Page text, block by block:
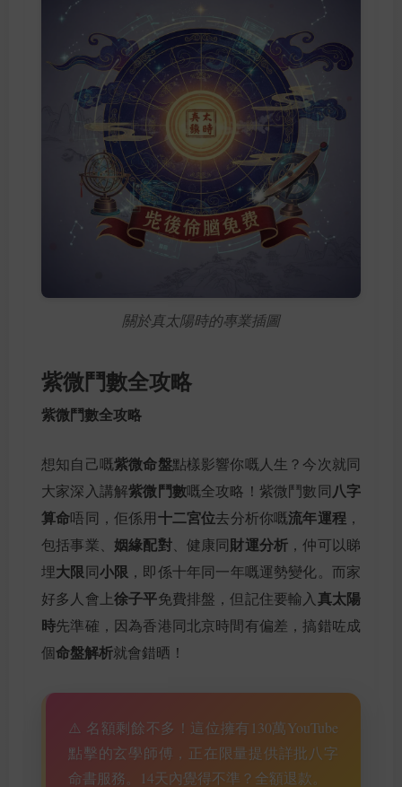
關於真太陽時的專業插圖
紫微鬥數全攻略
紫微鬥數全攻略
想知自己嘅紫微命盤點樣影響你嘅人生？今次就同
大家深入講解紫微鬥數嘅全攻略！紫微鬥數同八字
算命唔同，佢係用十二宮位去分析你嘅流年運程 ，
包括事業、 姻緣配對、健康同財運分析 ，仲可以睇
埋大限同小限 ，即係十年同一年嘅運勢變化。而家
好多人會上徐子平免費排盤，但記住要輸入 真太陽
時先準確，因為香港同北京時間有偏差，搞錯咗成
個命盤解析就會錯晒！
⚠️ 名額剩餘不多！這位擁有130萬YouTube
點擊的玄學師傅，正在限量提供詳批八字
命書服務。14天內覺得不準？全額退款。